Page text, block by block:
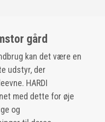
gård
kan det være en
udstyr, der
HARDI
med dette for øje
og